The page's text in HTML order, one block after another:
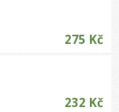
275 Kč
232 Kč